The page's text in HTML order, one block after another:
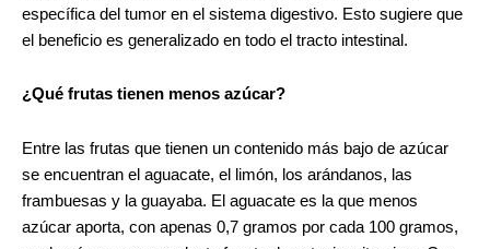
específica del tumor en el sistema digestivo. Esto sugiere que
el beneficio es generalizado en todo el tracto intestinal.
¿Qué frutas tienen menos azúcar?
Entre las frutas que tienen un contenido más bajo de azúcar
se encuentran el aguacate, el limón, los arándanos, las
frambuesas y la guayaba. El aguacate es la que menos
azúcar aporta, con apenas 0,7 gramos por cada 100 gramos,